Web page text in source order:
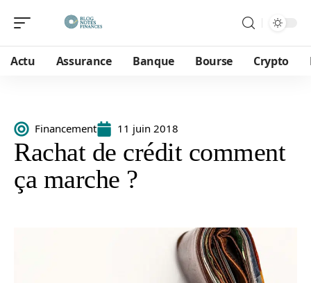
Actu Assurance Banque Bourse Crypto
Financement 11 juin 2018
Rachat de crédit comment
ça marche ?